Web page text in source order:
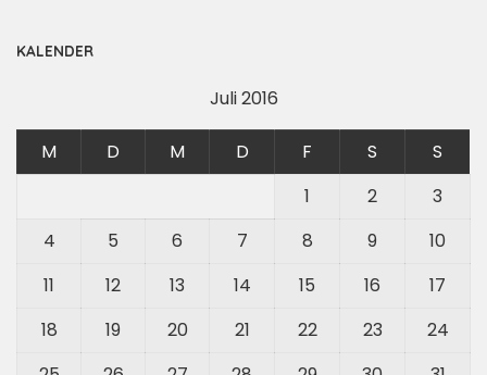
KALENDER
Juli 2016
M D M D F S
S
1
2
3
4
5 6 7 8 9
10
11
12 13 14 15 16
17
18
19 20 21 22 23
24